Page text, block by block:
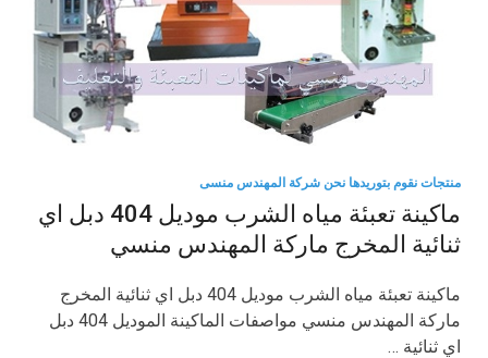
منتجات نقوم بتوريدها نحن شركة المهندس منسى
ماكينة تعبئة مياه الشرب موديل 404 دبل اي
ثنائية المخرج ماركة المهندس منسي
ماكينة تعبئة مياه الشرب موديل 404 دبل اي ثنائية المخرج
ماركة المهندس منسي مواصفات الماكينة الموديل 404 دبل
اي ثنائية …